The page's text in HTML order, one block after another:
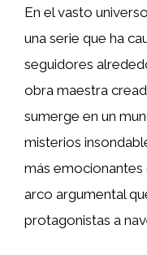
En el vasto
una serie que ha
seguidores
obra maestra
sumerge en un
misterios
más emocionantes
arco argumental
protagonistas a